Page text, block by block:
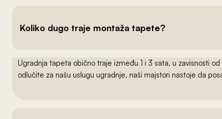
Koliko dugo traje montaža tapete?
Ugradnja tapeta obično traje između 1 i 3 sata, u zavisnosti
odlučite za našu uslugu ugradnje, naši majstori nastoje da